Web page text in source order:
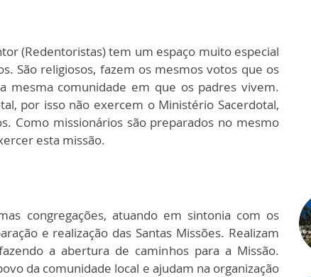
(Redentoristas) tem um espaço muito especial
São religiosos, fazem os mesmos votos que os
mesma comunidade em que os padres vivem.
por isso não exercem o Ministério Sacerdotal,
Como missionários são preparados no mesmo
esta missão.
congregações, atuando em sintonia com os
e realização das Santas Missões. Realizam
a abertura de caminhos para a Missão.
da comunidade local e ajudam na organização